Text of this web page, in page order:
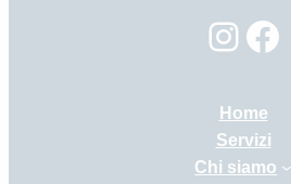
Home
Servizi
Chi siamo